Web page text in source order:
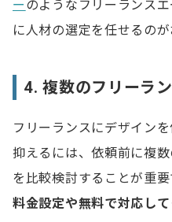
ー のようなフリーランス
に人材の選定を任せるのが
4. 複数のフリーラ
フリーランスにデザイン
抑えるには、依頼前に複
を比較検討することが重要
料金設定や無料で対応し